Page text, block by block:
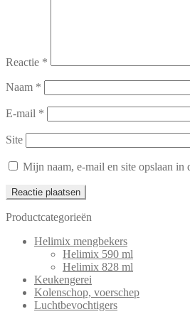
Reactie *
Naam *
E-mail *
Site
Mijn naam, e-mail en site opslaan in
Productcategorieën
Helimix mengbekers
Helimix 590 ml
Helimix 828 ml
Keukengerei
Kolenschop, voerschep
Luchtbevochtigers